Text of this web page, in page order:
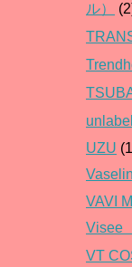
ル）
UZU
VAVI
Visee
VT